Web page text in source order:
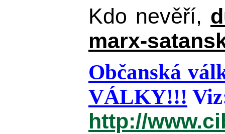
Kdo nevěří,
marx-
Občanská
VÁLKY!!!
http://